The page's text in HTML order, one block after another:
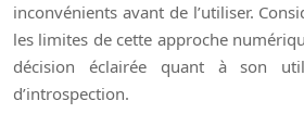
inconvénients avant de l’utiliser.
les limites de cette approche
décision éclairée quant à son
d’introspection.